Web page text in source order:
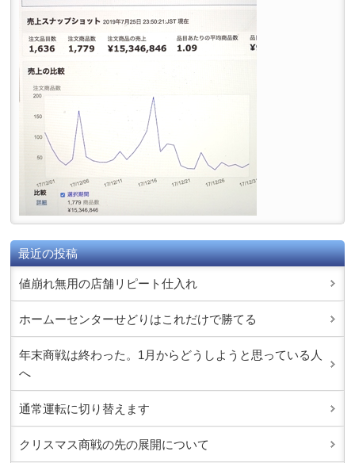
最近の投稿
値崩れ無用の店舗リピート仕入れ
ホームーセンターせどりはこれだけで勝てる
年末商戦は終わった。1月からどうしようと思っている人
へ
通常運転に切り替えます
クリスマス商戦の先の展開について